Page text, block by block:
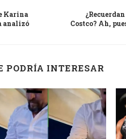
Karina
analizó
Costco? Ah,
PODRÍA INTERESAR